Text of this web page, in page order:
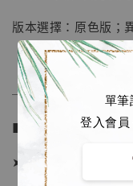
單筆
登入會員
版本選擇：原色版；
■ 販售資訊 (NT$)：
➤ 原色版價格 2580